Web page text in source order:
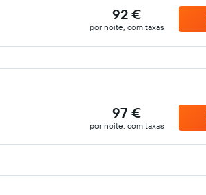
92 €
por noite, com taxas
97 €
por noite, com taxas